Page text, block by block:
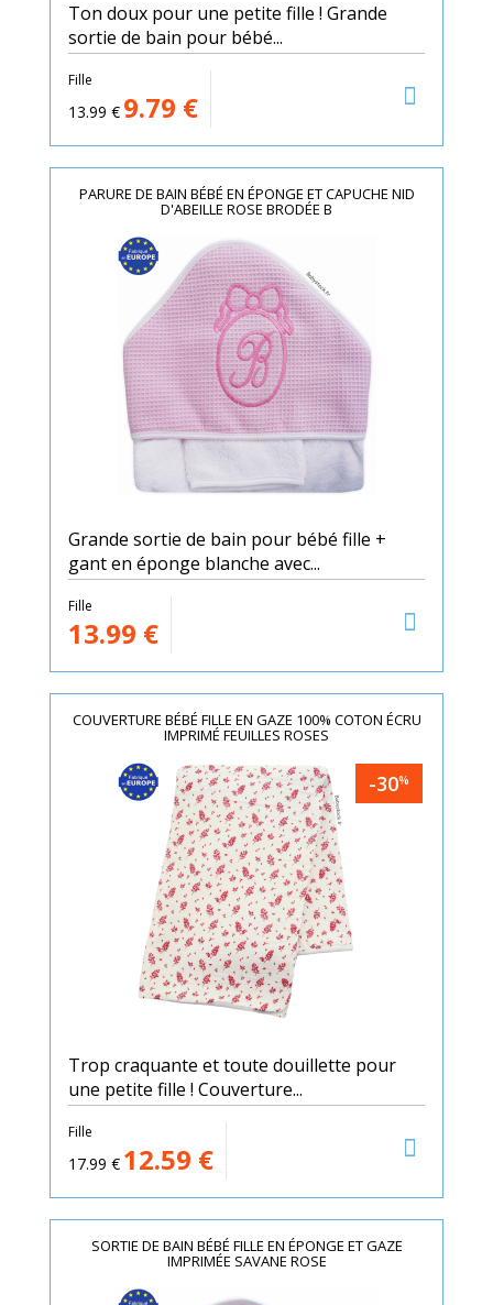
Ton doux pour une petite fille ! Grande
sortie de bain pour bébé...
Fille
13.99 € 9.79 €
PARURE DE BAIN BÉBÉ EN ÉPONGE ET CAPUCHE NID
D'ABEILLE ROSE BRODÉE B
Grande sortie de bain pour bébé fille +
gant en éponge blanche avec...
Fille
13.99 €
COUVERTURE BÉBÉ FILLE EN GAZE 100% COTON ÉCRU
IMPRIMÉ FEUILLES ROSES
-30%
Trop craquante et toute douillette pour
une petite fille ! Couverture...
Fille
17.99 € 12.59 €
SORTIE DE BAIN BÉBÉ FILLE EN ÉPONGE ET GAZE
IMPRIMÉE SAVANE ROSE